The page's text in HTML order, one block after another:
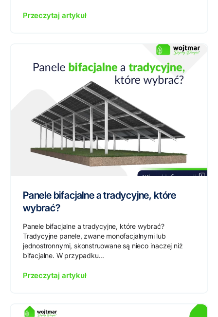
Przeczytaj artykuł
Panele bifacjalne a tradycyjne, które
wybrać?
Panele bifacjalne a tradycyjne, które wybrać?
Tradycyjne panele, zwane monofacjalnymi lub
jednostronnymi, skonstruowane są nieco inaczej niż
bifacjalne. W przypadku...
Przeczytaj artykuł